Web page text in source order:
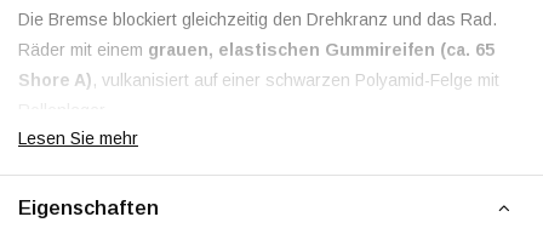
Die Bremse blockiert gleichzeitig den Drehkranz und das Rad.
Räder mit einem grauen, elastischen Gummireifen (ca. 65
Shore A), vulkanisiert auf einer schwarzen Polyamid-Felge mit
Non-Marking: Der graue Reifen hinterlässt keine Spuren und
weist einensehr geringen Rollwiderstandauf.
Lesen Sie mehr
Eigenschaften